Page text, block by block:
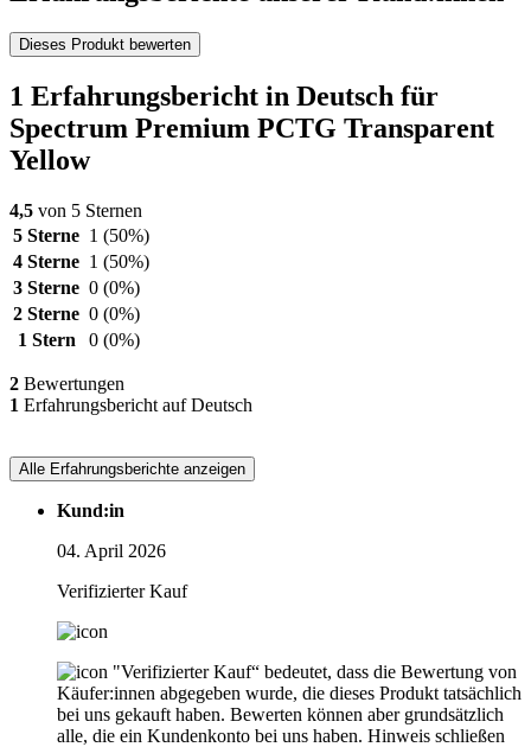
Dieses Produkt bewerten
1 Erfahrungsbericht in Deutsch für
Spectrum Premium PCTG Transparent
Yellow
4,5 von 5 Sternen
5 Sterne 1 (50%)
4 Sterne 1 (50%)
3 Sterne 0 (0%)
2 Sterne 0 (0%)
1 Stern
0 (0%)
2 Bewertungen
1 Erfahrungsbericht auf Deutsch
Alle Erfahrungsberichte anzeigen
Kund:in
04. April 2026
Verifizierter Kauf
"Verifizierter Kauf“ bedeutet, dass die Bewertung von
Käufer:innen abgegeben wurde, die dieses Produkt tatsächlich
bei uns gekauft haben. Bewerten können aber grundsätzlich
alle, die ein Kundenkonto bei uns haben. Hinweis schließen